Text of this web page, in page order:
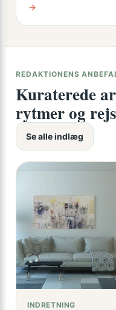
→
REDAKTIONENS
Kuraterede
rytmer og
Se alle indlæg
INDRETNING